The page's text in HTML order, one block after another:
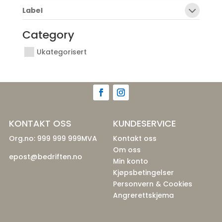
Label
Category
Ukategorisert
KONTAKT OSS
Org.no: 999 999 999MVA
epost@bedriften.no
KUNDESERVICE
Kontakt oss
Om oss
Min konto
Kjøpsbetingelser
Personvern & Cookies
Angrerettskjema